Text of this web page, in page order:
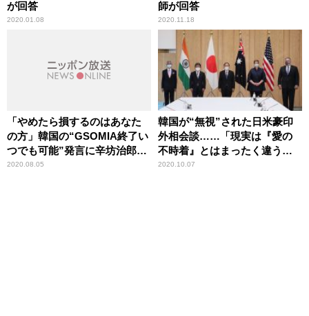
が回答
2020.01.08
師が回答
2020.11.18
「やめたら損するのはあなた
の方」韓国の“GSOMIA終了い
つでも可能”発言に辛坊治郎が
批判
2020.08.05
韓国が“無視”された日米豪印
外相会談……「現実は『愛の
不時着』とはまったく違う」
辛坊治郎が解説
2020.10.07